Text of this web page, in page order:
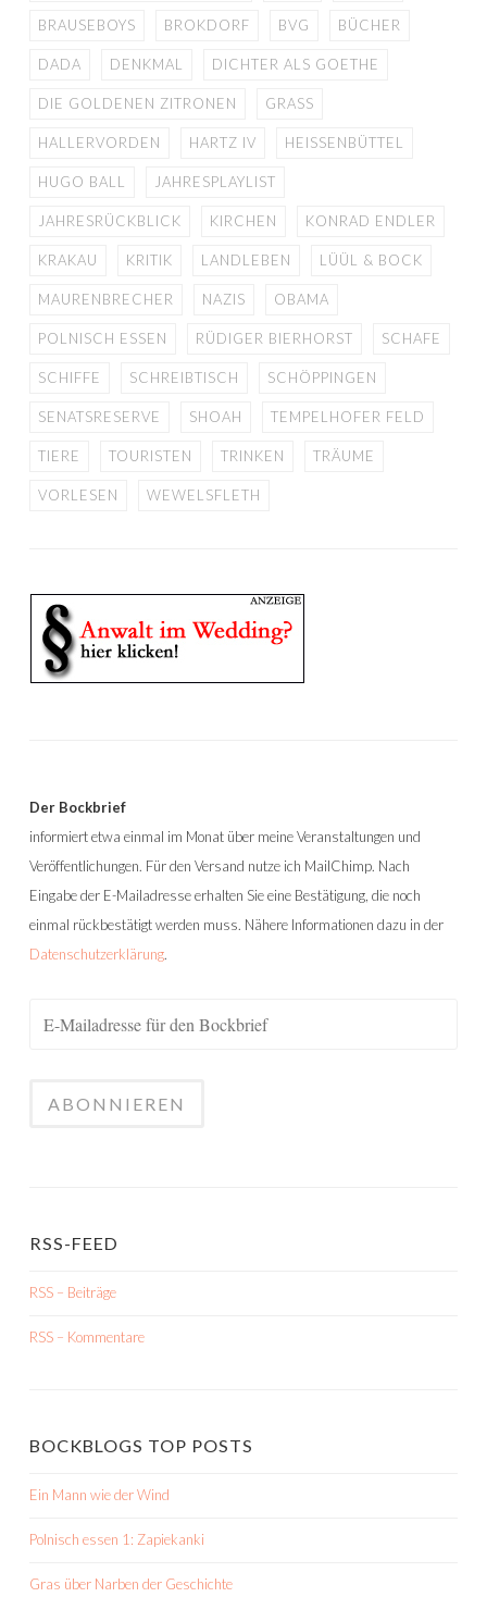
BRAUSEBOYS BROKDORF BVG BÜCHER
DADA DENKMAL DICHTER ALS GOETHE
DIE GOLDENEN ZITRONEN GRASS
HALLERVORDEN HARTZ IV HEISSENBÜTTEL
HUGO BALL JAHRESPLAYLIST
JAHRESRÜCKBLICK KIRCHEN KONRAD ENDLER
KRAKAU KRITIK LANDLEBEN LÜÜL & BOCK
MAURENBRECHER NAZIS OBAMA
POLNISCH ESSEN RÜDIGER BIERHORST SCHAFE
SCHIFFE SCHREIBTISCH SCHÖPPINGEN
SENATSRESERVE SHOAH TEMPELHOFER FELD
TIERE TOURISTEN TRINKEN TRÄUME
VORLESEN WEWELSFLETH
Der Bockbrief
informiert etwa einmal im Monat über meine Veranstaltungen und
Veröffentlichungen. Für den Versand nutze ich MailChimp. Nach
Eingabe der E-Mailadresse erhalten Sie eine Bestätigung, die noch
einmal rückbestätigt werden muss. Nähere Informationen dazu in der
Datenschutzerklärung.
RSS-FEED
RSS – Beiträge
RSS – Kommentare
BOCKBLOGS TOP POSTS
Ein Mann wie der Wind
Polnisch essen 1: Zapiekanki
Gras über Narben der Geschichte